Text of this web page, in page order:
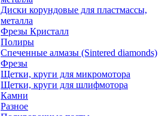
Диски корундовые для пластмассы,
металла
Фрезы Кристалл
Полиры
Спеченные алмазы (Sintered diamonds)
Фрезы
Щетки, круги для микромотора
Щетки, круги для шлифмотора
Камни
Разное